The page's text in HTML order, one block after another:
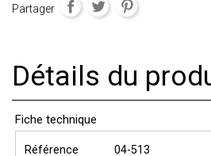
Partager
Détails du
Fiche technique
Référence
04-513